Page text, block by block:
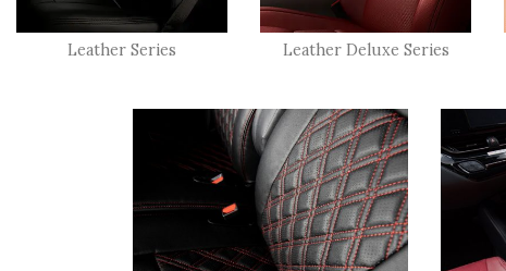
Leather Series Leather Deluxe Series